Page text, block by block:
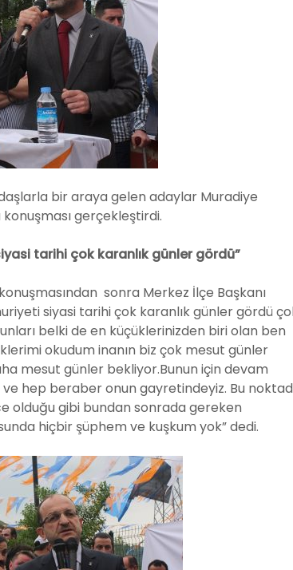
bir araya gelen adaylar Muradiye
gerçekleştirdi.
tarihi çok karanlık günler gördü”
konuşmasından sonra Merkez İlçe Başkanı
siyasi tarihi çok karanlık günler gördü
belki de en küçüklerinizden biri olan ben
okudum inanın biz çok mesut günler
mesut günler bekliyor.Bunun için devam
hep beraber onun gayretindeyiz. Bu
olduğu gibi bundan sonrada gereken
hiçbir şüphem ve kuşkum yok” dedi.